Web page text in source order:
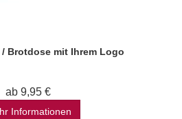
Brotdose mit Ihrem Logo
ab 9,95 €
Informationen